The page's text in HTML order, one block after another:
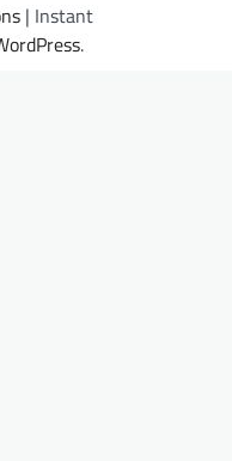
| Instant
.